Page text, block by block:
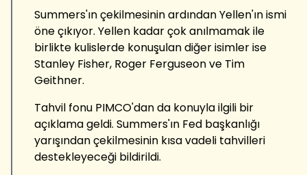
Summers'ın çekilmesinin ardından Yellen'ın ismi
öne çıkıyor. Yellen kadar çok anılmamak ile
birlikte kulislerde konuşulan diğer isimler ise
Stanley Fisher, Roger Ferguseon ve Tim
Geithner.
Tahvil fonu PIMCO'dan da konuyla ilgili bir
açıklama geldi. Summers'ın Fed başkanlığı
yarışından çekilmesinin kısa vadeli tahvilleri
destekleyeceği bildirildi.